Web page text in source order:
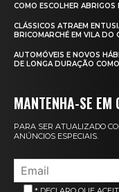
COMO ESCOLHER
CLÁSSICOS ATRAEM
BRICOMARCHÉ EM VILA DO
AUTOMÓVEIS E NOVOS
DE LONGA DURAÇÃO
MANTENHA-SE EM
PARA SER ATUALIZADO
ANÚNCIOS ESPECIAIS.